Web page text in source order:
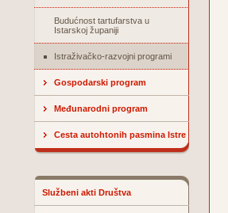
Budućnost tartufarstva u
Istarskoj županiji
Istraživačko-razvojni programi
Gospodarski program
Međunarodni program
Cesta autohtonih pasmina Istre
Službeni akti Društva